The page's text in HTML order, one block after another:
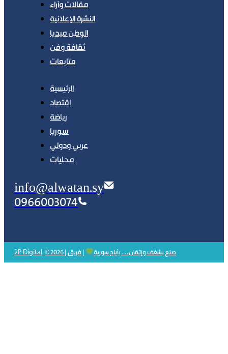
مقالات وآراء
النشرة الإعلانية
الوطن ميديا
ثقافة وفن
متابعات
الرئيسية
اقتصاد
رياضة
سوريا
عربي ودولي
محليات
info@alwatan.sy
0966003074
2P Digital © 2026 | صنع بشغف وإتقان… بأيادٍ سورية | فريق